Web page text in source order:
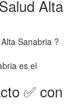
Alta
Sanabria ?
es el
✅ con